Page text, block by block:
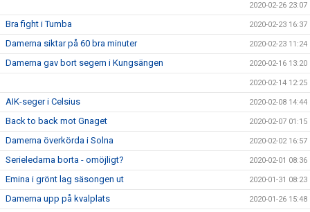
2020-02-26 23:07
Bra fight i Tumba 2020-02-23 16:37
Damerna siktar på 60 bra minuter 2020-02-23 11:24
Damerna gav bort segern i Kungsängen 2020-02-16 13:20
2020-02-14 12:25
AIK-seger i Celsius 2020-02-08 14:44
Back to back mot Gnaget 2020-02-07 01:15
Damerna överkörda i Solna 2020-02-02 16:57
Serieledarna borta - omöjligt? 2020-02-01 08:36
Emina i grönt lag säsongen ut 2020-01-31 08:23
Damerna upp på kvalplats 2020-01-26 15:48